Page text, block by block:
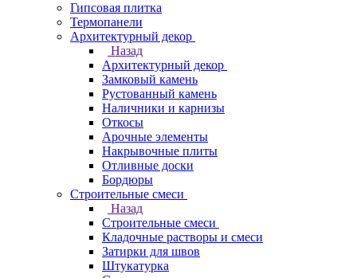
Гипсовая плитка
Термопанели
Архитектурный декор
Назад
Архитектурный декор
Замковый камень
Рустованный камень
Наличники и карнизы
Откосы
Арочные элементы
Накрывочные плиты
Отливные доски
Бордюры
Строительные смеси
Назад
Строительные смеси
Кладочные растворы и смеси
Затирки для швов
Штукатурка